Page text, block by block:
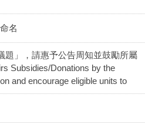
名
題」，請惠予公告周知並鼓勵所屬
Subsidies/Donations by the
and encourage eligible units to